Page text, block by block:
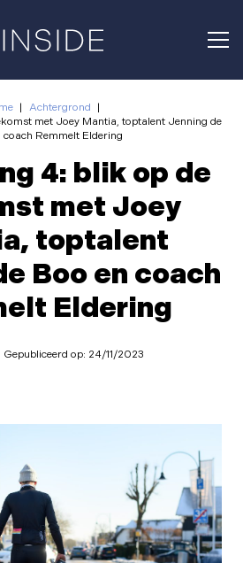
| Achtergrond |
met Joey Mantia, toptalent Jenning de
coach Remmelt Eldering
4: blik op de
met Joey
toptalent
Boo en coach
Eldering
Gepubliceerd op: 24/11/2023